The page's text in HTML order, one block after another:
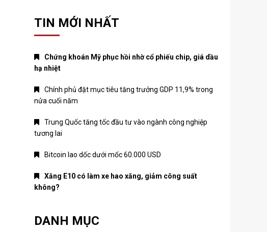
TIN MỚI NHẤT
Chứng khoán Mỹ phục hồi nhờ cổ phiếu chip, giá dầu
hạ nhiệt
Chính phủ đặt mục tiêu tăng trưởng GDP 11,9% trong
nửa cuối năm
Trung Quốc tăng tốc đầu tư vào ngành công nghiệp
tương lai
Bitcoin lao dốc dưới mốc 60.000 USD
Xăng E10 có làm xe hao xăng, giảm công suất
không?
DANH MỤC